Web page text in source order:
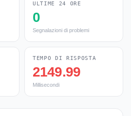
ULTIME 24 ORE
0
Segnalazioni di problemi
TEMPO DI RISPOSTA
2149.99
Millisecondi